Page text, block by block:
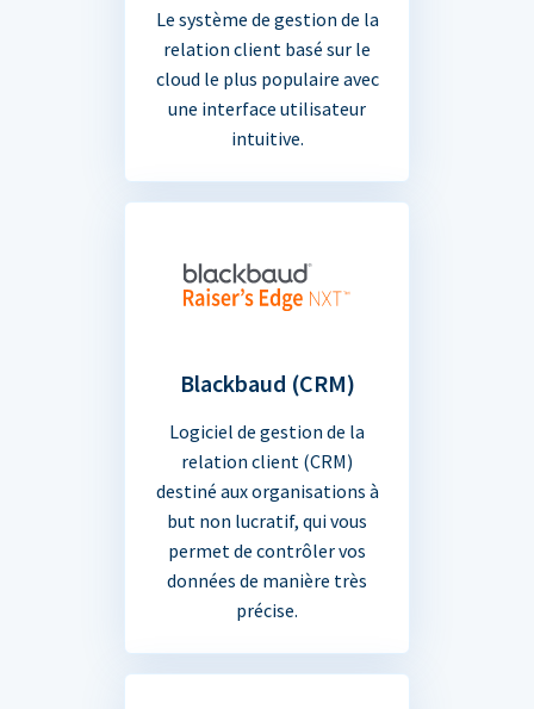
Le système de gestion de la
relation client basé sur le
cloud le plus populaire avec
une interface utilisateur
intuitive.
Blackbaud (CRM)
Logiciel de gestion de la
relation client (CRM)
destiné aux organisations à
but non lucratif, qui vous
permet de contrôler vos
données de manière très
précise.